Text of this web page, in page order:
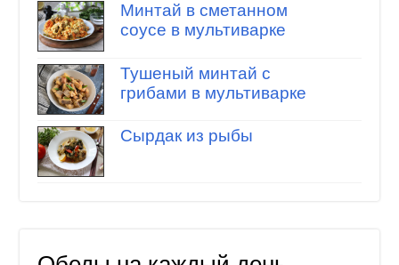
Минтай в сметанном
соусе в мультиварке
Тушеный минтай с
грибами в мультиварке
Сырдак из рыбы